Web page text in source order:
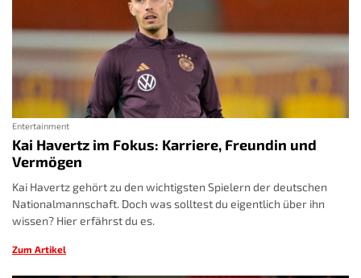
Entertainment
Kai Havertz im Fokus: Karriere, Freundin und
Vermögen
Kai Havertz gehört zu den wichtigsten Spielern der deutschen
Nationalmannschaft. Doch was solltest du eigentlich über ihn
wissen? Hier erfährst du es.
Zum Artikel